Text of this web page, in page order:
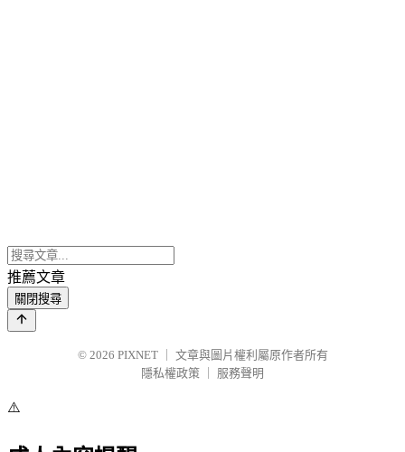
推薦文章
關閉搜尋
© 2026 PIXNET
文章與圖片權利屬原作者所有
隱私權政策
服務聲明
⚠️